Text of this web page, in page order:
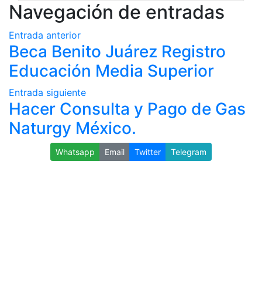
Navegación de entradas
Entrada anterior
Beca Benito Juárez Registro
Educación Media Superior
Entrada siguiente
Hacer Consulta y Pago de Gas
Naturgy México.
Whatsapp Email Twitter Telegram